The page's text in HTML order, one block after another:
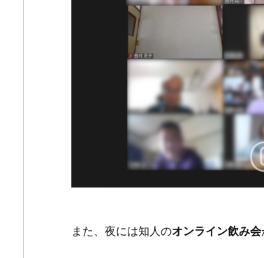
また、夜には知人のオンライン飲み会